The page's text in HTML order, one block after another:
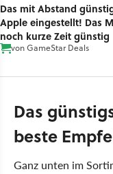
Das mit Abstand
Apple eingestellt! Das
noch kurze Zeit günstig
vonGameStar Deals
Das
beste
Ganz unten im